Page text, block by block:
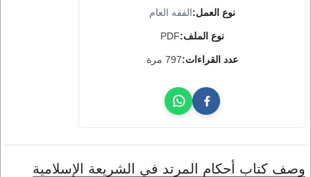
نوع العمل:الفقه العام
نوع الملف:PDF
عدد القراءات:797 مرة
وصف كتاب أحكام المرتد في الشريعة الإسلامية